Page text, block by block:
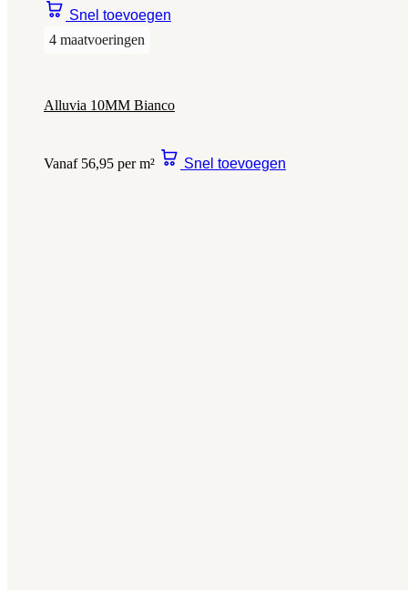
Snel toevoegen
4 maatvoeringen
Alluvia 10MM Bianco
Vanaf 56,95 per m² Snel toevoegen